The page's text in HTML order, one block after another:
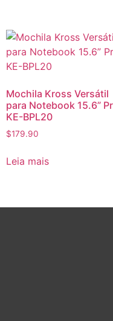
Mochila Kross Versátil
para Notebook 15.6”
KE-BPL20
$179.90
Leia mais